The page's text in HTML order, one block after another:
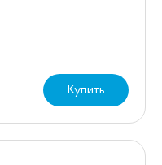
Купить